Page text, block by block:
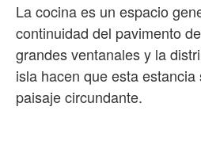
La cocina es un espacio
continuidad del pavimento
grandes ventanales y la
isla hacen que esta
paisaje circundante.